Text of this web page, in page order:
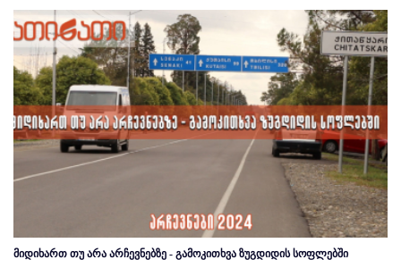
მიდიხართ თუ არა არჩევნებზე - გამოკითხვა ზუგდიდის სოფლებში